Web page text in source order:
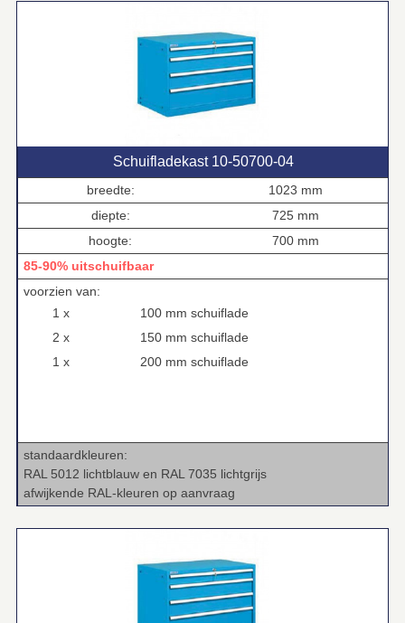
Schuifladekast 10‑50700‑04
breedte:
1023 mm
diepte:
725 mm
hoogte:
700 mm
85-90% uitschuifbaar
voorzien van:
1 x
100 mm schuiflade
2 x
150 mm schuiflade
1 x
200 mm schuiflade
standaardkleuren:
RAL 5012 lichtblauw en RAL 7035 lichtgrijs
afwijkende RAL‑kleuren op aanvraag